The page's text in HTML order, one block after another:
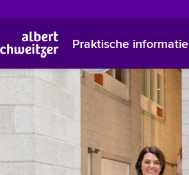
Praktische informatie